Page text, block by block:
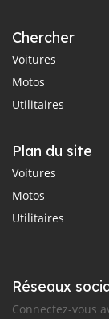
Chercher
Voitures
Motos
Utilitaires
Plan du site
Voitures
Motos
Utilitaires
Réseaux
Connectez-vous